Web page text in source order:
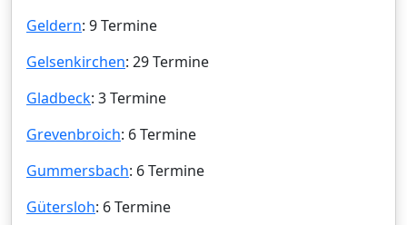
Geldern: 9 Termine
Gelsenkirchen: 29 Termine
Gladbeck: 3 Termine
Grevenbroich: 6 Termine
Gummersbach: 6 Termine
Gütersloh: 6 Termine